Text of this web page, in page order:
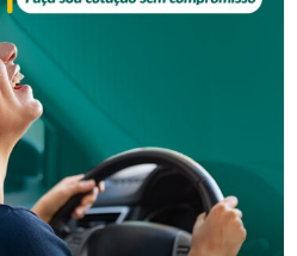
em Urussanga deixa vítima